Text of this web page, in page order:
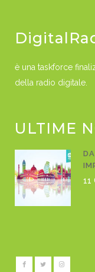
è una taskforce
della radio digitale.
ULTIME
11